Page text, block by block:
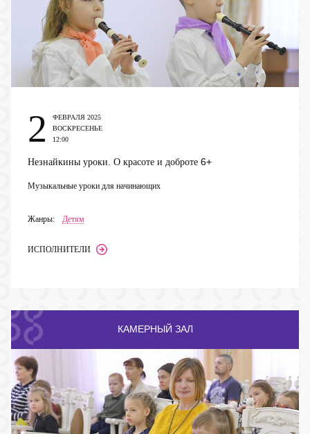
2
ФЕВРАЛЯ 2025
ВОСКРЕСЕНЬЕ
12:00
Незнайкины уроки. О красоте и доброте 6+
Музыкальные уроки для начинающих
Жанры: Детям
ИСПОЛНИТЕЛИ
КАМЕРНЫЙ ЗАЛ